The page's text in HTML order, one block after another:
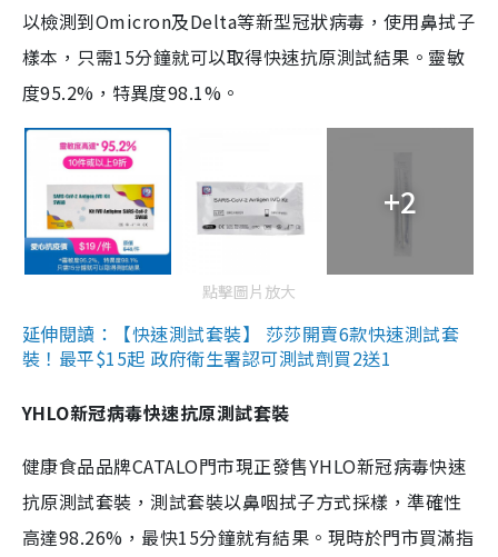
以檢測到Omicron及Delta等新型冠狀病毒，使用鼻拭子
樣本，只需15分鐘就可以取得快速抗原測試結果。靈敏
度95.2%，特異度98.1%。
+2
點擊圖片放大
延伸閱讀：【快速測試套裝】 莎莎開賣6款快速測試套
裝！最平$15起 政府衛生署認可測試劑買2送1
YHLO新冠病毒快速抗原測試套裝
健康食品品牌CATALO門市現正發售YHLO新冠病毒快速
抗原測試套裝，測試套裝以鼻咽拭子方式採樣，準確性
高達98.26%，最快15分鐘就有結果。現時於門市買滿指